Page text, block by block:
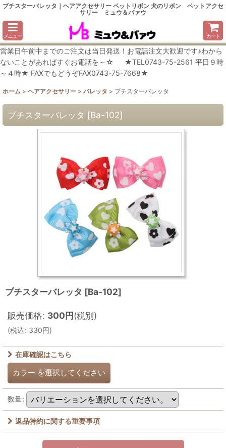
プチスターバレッタ｜ヘアアクセサリー ペットリボン 犬のリボン ペットアクセ
サリー ミュウ＆バァウ
メニュー カート
営業日午前中までのご注文は当日発送！お電話注文大歓迎です♪わから
ないことがあればすぐお電話を～☆ ★TEL0743-75-2561 平日９時
～４時★ FAXでもどうぞFAX0743-75-7668★
ホーム > ヘアアクセサリー > バレッタ > プチスターバレッタ
プチスターバレッタ [Ba-102]
プチスターバレッタ [Ba-102]
販売価格: 300円(税別)
(税込: 330円)
在庫確認はこちら
カラー を選択してください
数量:
返品特約に関する重要事項